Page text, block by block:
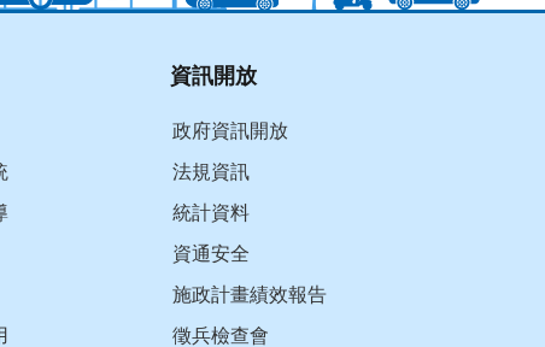
資訊開放
政府資訊開放
法規資訊
統計資料
資通安全
施政計畫績效報告
徵兵檢查會